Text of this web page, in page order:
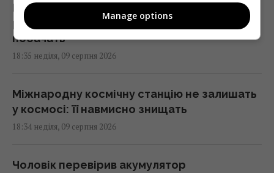
Куди з полиць магазинів зникла популярна
риба івасі і чому українці її більше не
побачать
18:35 неділя, 09 серпня 2026
Міжнародну космічну станцію не залишать
у космосі: її навмисно знищать
18:34 неділя, 09 серпня 2026
Чоловік перевірив акумулятор
Manage options